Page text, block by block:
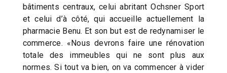
bâtiments centraux, celui abritant Ochsner Sport
et celui d’à côté, qui accueille actuellement la
pharmacie Benu. Et son but est de redynamiser le
commerce. «Nous devrons faire une rénovation
totale des immeubles qui ne sont plus aux
normes. Si tout va bien, on va commencer à vider